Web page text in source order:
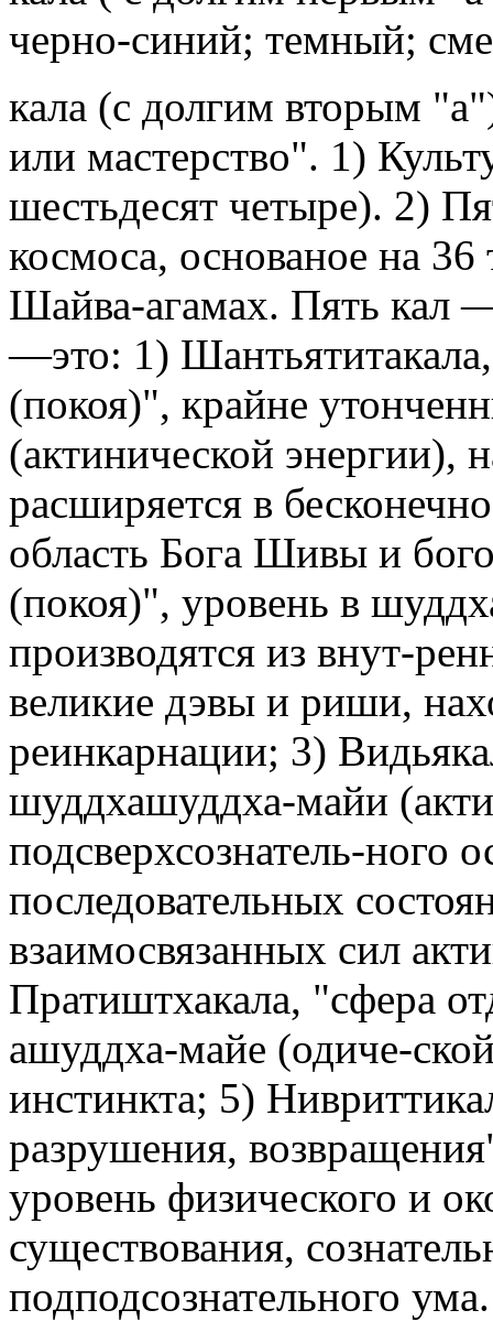
черно-синий; темный;
кала (с долгим вторым
или мастерство". 1)
шестьдесят четыре). 2)
космоса, основаное на 36
Шайва-агамах. Пять кал
—это: 1)
(покоя)", крайне
(актинической энергии),
расширяется в
область Бога Шивы и
(покоя)", уровень в
производятся из внут-
великие дэвы и риши,
реинкарнации; 3)
шуддхашуддха-майи
подсверхсознатель-ного
последовательных
взаимосвязанных сил
Пратиштхакала, "сфера
ашуддха-майе (одиче-
инстинкта; 5)
разрушения,
уровень физического и
существования,
подподсознательного